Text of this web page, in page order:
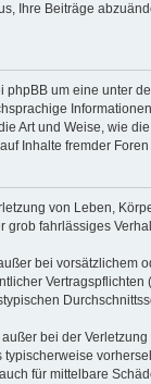
Ihre Beiträge
um eine unter der
Art und Weise, wie
Inhalte fremder Foren
von Leben,
grob fahrlässiges
bei vorsätzlichem
bei der
für mittelbare